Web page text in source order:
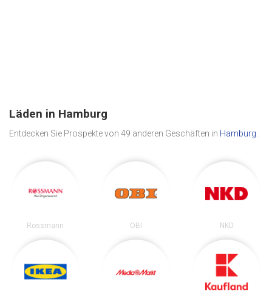
Läden in Hamburg
Entdecken Sie Prospekte von 49 anderen Geschäften in Hamburg
Rossmann OBI NKD